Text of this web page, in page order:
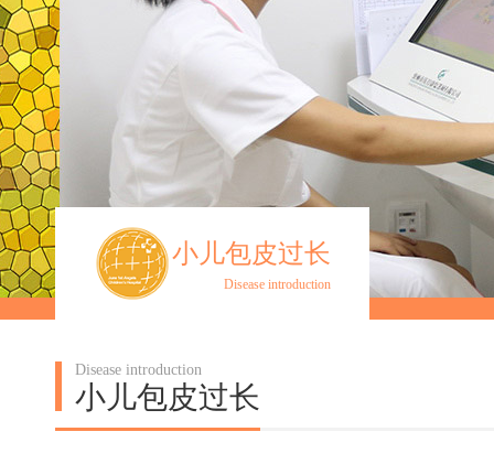
小儿包皮过长
Disease introduction
Disease introduction
小儿包皮过长